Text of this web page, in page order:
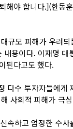
해야 합니다.](한동
규모 피해가 우려
용이다. 이재명 대
된다고도 했다.
다수 투자자들에게
사회적 피해가 극
속하고 엄정한 수사